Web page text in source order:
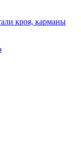
кроя, карманы